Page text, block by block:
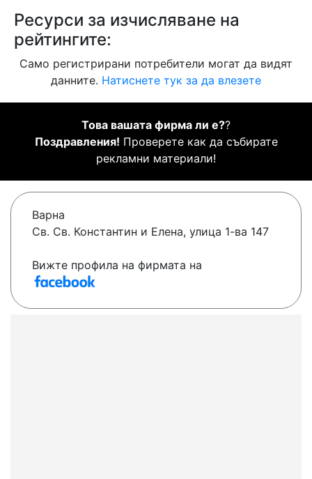
Ресурси за изчисляване на
рейтингите:
Само регистрирани потребители могат да видят
данните. Натиснете тук за да влезете
Това вашата фирма ли е??
Поздравления! Проверете как да събирате
рекламни материали!
Варна
Св. Св. Константин и Елена, улица 1-ва 147
Вижте профила на фирмата на